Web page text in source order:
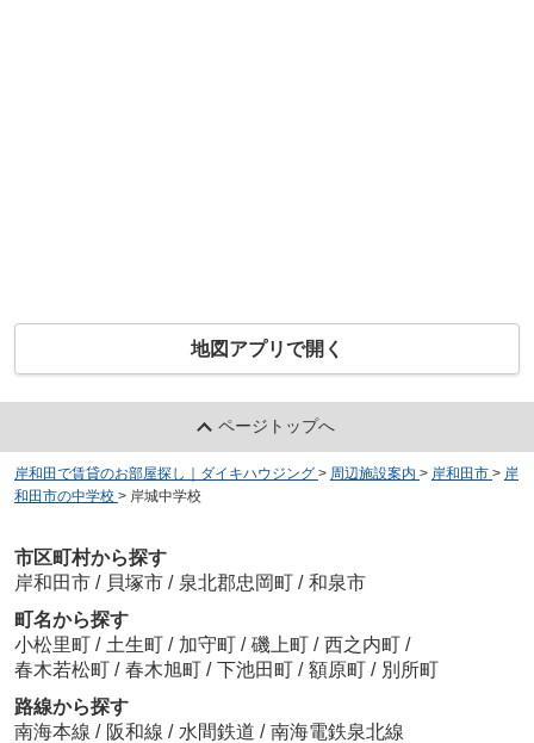
地図アプリで開く
ページトップへ
岸和田で賃貸のお部屋探し｜ダイキハウジング > 周辺施設案内 > 岸和田市 > 岸
和田市の中学校 > 岸城中学校
市区町村から探す
岸和田市 / 貝塚市 / 泉北郡忠岡町 / 和泉市
町名から探す
小松里町 / 土生町 / 加守町 / 磯上町 / 西之内町 /
春木若松町 / 春木旭町 / 下池田町 / 額原町 / 別所町
路線から探す
南海本線 / 阪和線 / 水間鉄道 / 南海電鉄泉北線